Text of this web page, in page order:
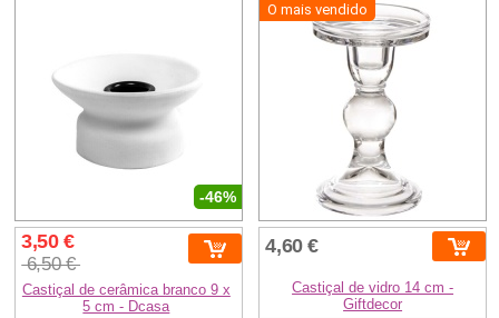
-46%
3,50 €
6,50 €
Castiçal de cerâmica branco 9 x
5 cm - Dcasa
O mais vendido
4,60 €
Castiçal de vidro 14 cm -
Giftdecor